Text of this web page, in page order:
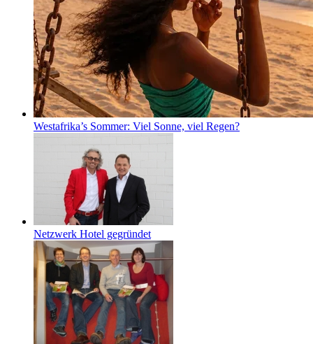
Westafrika’s Sommer: Viel Sonne, viel Regen?
Netzwerk Hotel gegründet